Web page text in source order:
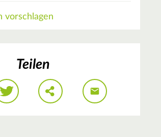
vorschlagen
Teilen